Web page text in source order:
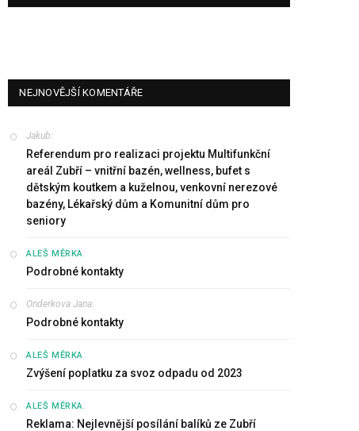
NEJNOVĚJŠÍ KOMENTÁŘE
Jakub:
Referendum pro realizaci projektu Multifunkční
areál Zubří – vnitřní bazén, wellness, bufet s
dětským koutkem a kuželnou, venkovní nerezové
bazény, Lékařský dům a Komunitní dům pro
seniory
ALEŠ MĚRKA:
Podrobné kontakty
Onderkova Jana:
Podrobné kontakty
ALEŠ MĚRKA:
Zvýšení poplatku za svoz odpadu od 2023
ALEŠ MĚRKA:
Reklama: Nejlevnější posílání balíků ze Zubří